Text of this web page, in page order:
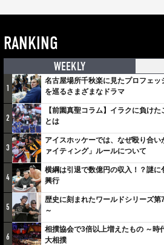
RANKING
WEEKLY
1
名古屋場所千秋楽に見たプロフェ
を巡るさまざまなドラマ
2
【前園真聖コラム】イラクに負け
とは
3
アイスホッケーでは、なぜ殴り合
ァイティング」ルールについて
4
横綱は引退で数億円の収入！？謎
興行
5
歴史に刻まれたワールドシリーズ
～
6
相撲協会で3倍以上増えたもの ～時
大相撲